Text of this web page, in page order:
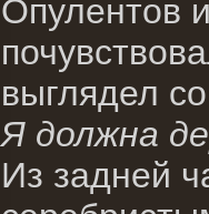
Опулентов
выглядел
Я должна
Из задней